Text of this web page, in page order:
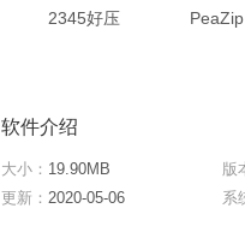
2345好压 PeaZip
软件介绍
大小： 19.90MB 版
更新： 2020-05-06 系